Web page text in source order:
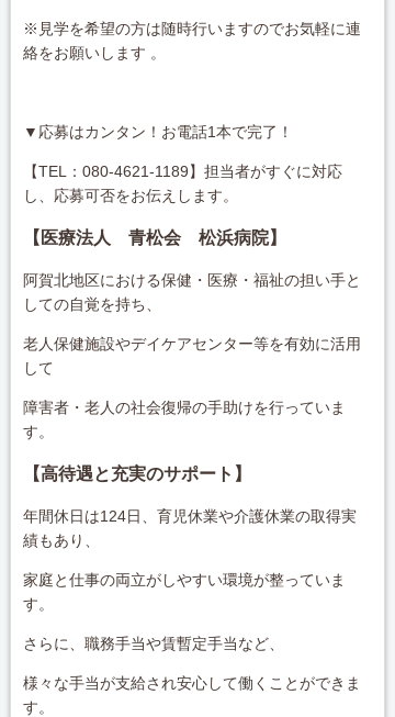
※見学を希望の方は随時行いますのでお気軽に連
絡をお願いします 。
▼応募はカンタン！お電話1本で完了！
【TEL：080-4621-1189】担当者がすぐに対応
し、応募可否をお伝えします。
【医療法人 青松会 松浜病院】
阿賀北地区における保健・医療・福祉の担い手と
しての自覚を持ち、
老人保健施設やデイケアセンター等を有効に活用
して
障害者・老人の社会復帰の手助けを行っていま
す。
【高待遇と充実のサポート】
年間休日は124日、育児休業や介護休業の取得実
績もあり、
家庭と仕事の両立がしやすい環境が整っていま
す。
さらに、職務手当や賃暫定手当など、
様々な手当が支給され安心して働くことができま
す。